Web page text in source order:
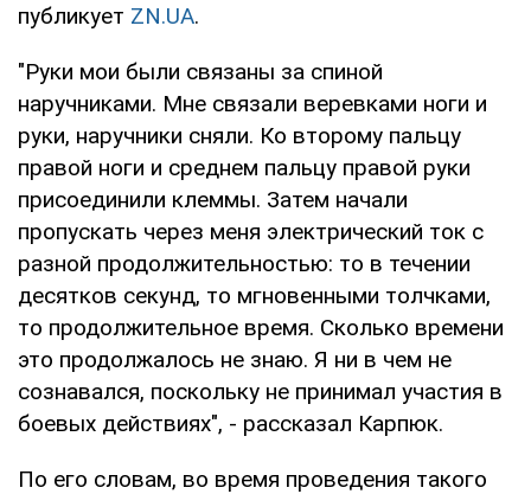
публикует ZN.UA.
"Руки мои были связаны за спиной
наручниками. Мне связали веревками ноги и
руки, наручники сняли. Ко второму пальцу
правой ноги и среднем пальцу правой руки
присоединили клеммы. Затем начали
пропускать через меня электрический ток с
разной продолжительностью: то в течении
десятков секунд, то мгновенными толчками,
то продолжительное время. Сколько времени
это продолжалось не знаю. Я ни в чем не
сознавался, поскольку не принимал участия в
боевых действиях", - рассказал Карпюк.
По его словам, во время проведения такого